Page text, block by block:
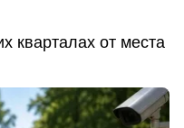
кварталах от места